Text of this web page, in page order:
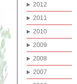
2012
2011
2010
2009
2008
2007